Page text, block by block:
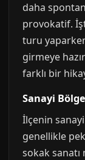
daha
provokatif.
turu
girmeye
farklı bir
Sanayi
İlçenin
genellikle
sokak sanatı